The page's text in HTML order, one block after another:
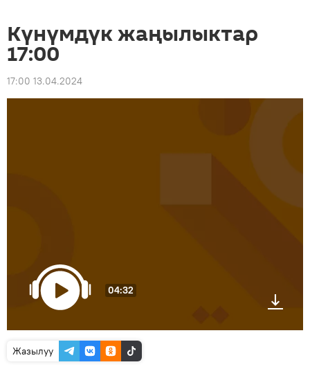
Күнүмдүк жаңылыктар
17:00
17:00 13.04.2024
04:32
Жазылуу